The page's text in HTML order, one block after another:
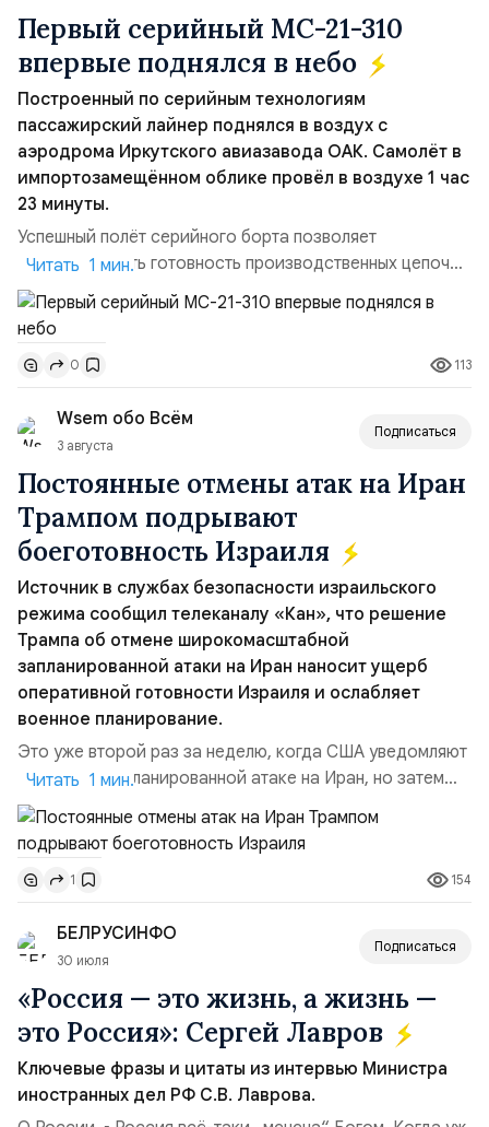
Первый серийный МС-21-310
впервые поднялся в небо
Построенный по серийным технологиям
пассажирский лайнер поднялся в воздух с
аэродрома Иркутского авиазавода ОАК. Самолёт в
импортозамещённом облике провёл в воздухе 1 час
23 минуты.
Успешный полёт серийного борта позволяет
констатировать готовность производственных цепочек
для серийного выпуска машин этого типа, в частности,
первой партии из 18 самолётов. Также завод уже
может приступить к выполнению новых заказов,
утверждённых Правительством России. Параллельно
идет процесс сертификации воздушного судна. На
данный момент МС-2...
Читать 1 мин.
0 113
Wsem обо Всём
3 августа
Подписаться
Постоянные отмены атак на Иран
Трампом подрывают
боеготовность Израиля
Источник в службах безопасности израильского
режима сообщил телеканалу «Кан», что решение
Трампа об отмене широкомасштабной
запланированной атаки на Иран наносит ущерб
оперативной готовности Израиля и ослабляет
военное планирование.
Это уже второй раз за неделю, когда США уведомляют
Израиль о запланированной атаке на Иран, но затем
отменяют её в последний момент без каких-либо
объяснений.По данным этого СМИ, тысячи
военнослужащих армии Израиля неделями готовились
к возможной эскалации региональной напряжённости с
Ираном. Напомним:Реакция официального
представителя МИД Ира...
Читать 1 мин.
1 154
БЕЛРУСИНФО
30 июля
Подписаться
«Россия — это жизнь, а жизнь —
это Россия»: Сергей Лавров
Ключевые фразы и цитаты из интервью Министра
иностранных дел РФ С.В. Лаврова.